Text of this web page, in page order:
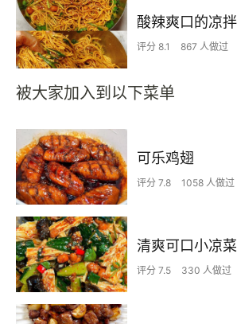
评分 8.1 867 人做过
被大家加入到以下菜单
可乐鸡翅
评分 7.8 1058 人做过
清爽可口小凉菜
评分 7.5 330 人做过